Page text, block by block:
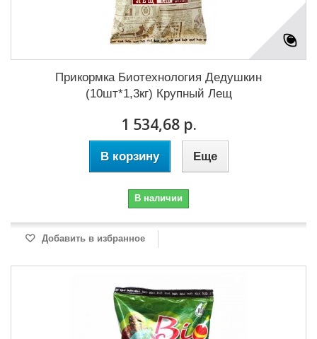
Прикормка Биотехнология Дедушкин
(10шт*1,3кг) Крупный Лещ
1 534,68 р.
В корзину Еще
В наличии
Добавить в избранное